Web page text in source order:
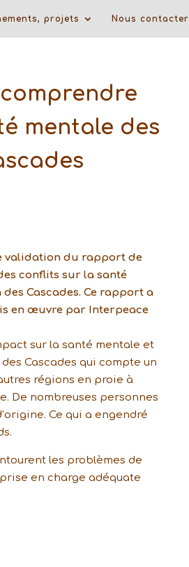
projets Nous contacter
mentale des
validation du rapport de
conflits sur la santé
Cascades. Ce rapport a
en œuvre par Interpeace
sur la santé mentale et
Cascades qui compte un
régions en proie à
De nombreuses personnes
Ce qui a engendré
les problèmes de
en charge adéquate